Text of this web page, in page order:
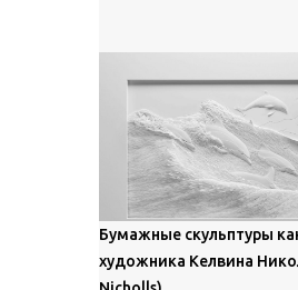
описываются
смысле, персонажи его
предлагают зрителям
рассказ, который
уникальной манерой
освещения". Для
посетите страницу –
https://
harada/about/#/
Бумажные скульптуры
художника Келвина